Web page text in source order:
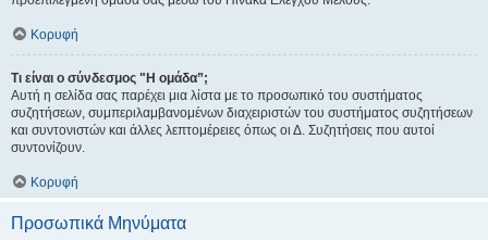
Κορυφή
Τι είναι ο σύνδεσμος "Η ομάδα”;
Αυτή η σελίδα σας παρέχει μια λίστα με το προσωπικό του συστήματος
συζητήσεων, συμπεριλαμβανομένων διαχειριστών του συστήματος συζητήσεων
και συντονιστών και άλλες λεπτομέρειες όπως οι Δ. Συζητήσεις που αυτοί
συντονίζουν.
Κορυφή
Προσωπικά Μηνύματα